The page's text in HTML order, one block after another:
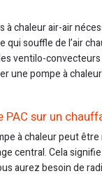
à chaleur air-air
souffle de l’air
ventilo-
une pompe à
PAC sur un
à chaleur peut
central. Cela
aurez besoin de